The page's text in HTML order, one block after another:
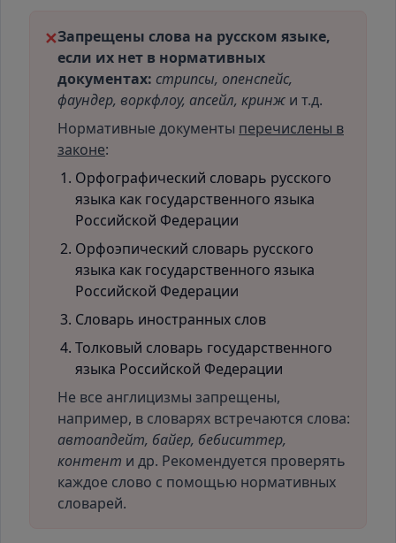
✕Запрещены слова на русском языке,
если их нет в нормативных
документах: стрипсы, опенспейс,
фаундер, воркфлоу, апсейл, кринж и т.д.
Нормативные документы перечислены в
законе:
Орфографический словарь русского
языка как государственного языка
Российской Федерации
Орфоэпический словарь русского
языка как государственного языка
Российской Федерации
Словарь иностранных слов
Толковый словарь государственного
языка Российской Федерации
Не все англицизмы запрещены,
например, в словарях встречаются слова:
автоапдейт, байер, бебиситтер,
контент и др. Рекомендуется проверять
каждое слово с помощью нормативных
словарей.